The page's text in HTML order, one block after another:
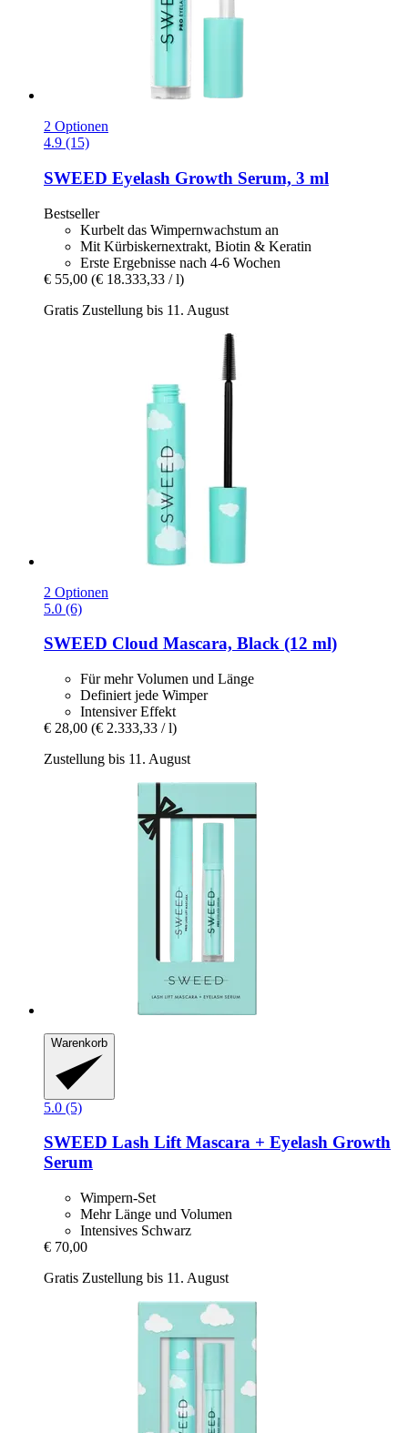
2 Optionen
4.9 (15)
SWEED Eyelash Growth Serum, 3 ml
Bestseller
Kurbelt das Wimpernwachstum an
Mit Kürbiskernextrakt, Biotin & Keratin
Erste Ergebnisse nach 4-6 Wochen
€ 55,00 (€ 18.333,33 / l)
Gratis Zustellung bis 11. August
2 Optionen
5.0 (6)
SWEED Cloud Mascara, Black (12 ml)
Für mehr Volumen und Länge
Definiert jede Wimper
Intensiver Effekt
€ 28,00 (€ 2.333,33 / l)
Zustellung bis 11. August
Warenkorb
5.0 (5)
SWEED Lash Lift Mascara + Eyelash Growth
Serum
Wimpern-Set
Mehr Länge und Volumen
Intensives Schwarz
€ 70,00
Gratis Zustellung bis 11. August